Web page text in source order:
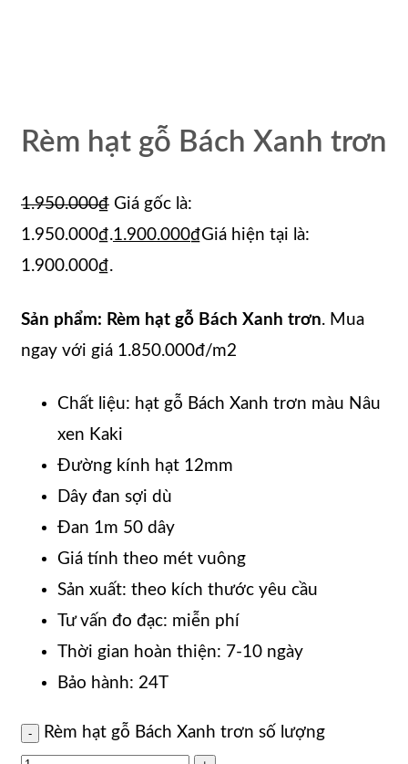
Rèm hạt gỗ Bách Xanh trơn
1.950.000₫ Giá gốc là:
1.950.000₫.1.900.000₫Giá hiện tại là:
1.900.000₫.
Sản phẩm: Rèm hạt gỗ Bách Xanh trơn. Mua
ngay với giá 1.850.000đ/m2️
Chất liệu: hạt gỗ Bách Xanh trơn màu Nâu
xen Kaki
Đường kính hạt 12mm
Dây đan sợi dù
Đan 1m 50 dây
Giá tính theo mét vuông
Sản xuất: theo kích thước yêu cầu
Tư vấn đo đạc: miễn phí
Thời gian hoàn thiện: 7-10 ngày
Bảo hành: 24T
Rèm hạt gỗ Bách Xanh trơn số lượng